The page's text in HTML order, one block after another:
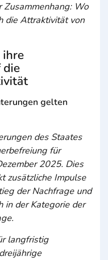
Zusammenhang: Wo
die Attraktivität von
ihre
gelten
des Staates
für
2025. Dies
zusätzliche Impulse
der Nachfrage und
in der Kategorie der
langfristig